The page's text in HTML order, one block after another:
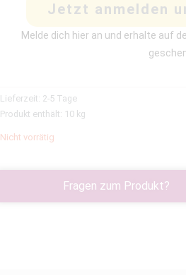
Jetzt anmelden
Melde dich hier an und erhalte auf
Lieferzeit: 2-5 Tage
Produkt enthält: 10 kg
Nicht vorrätig
Fragen zum Produkt?